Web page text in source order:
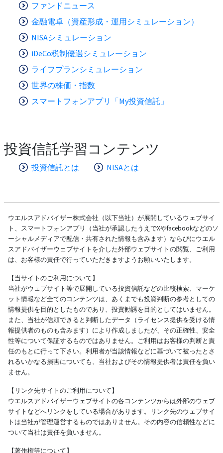
ファンドニュース
金融電卓（資産形成・運用シミュレーション）
NISAシミュレーション
iDeCo税制優遇シミュレーション
ライフプランシミュレーション
世界の株価・指数
スマートフォンアプリ「My投資信託」
投資信託学習コンテンツ
投資信託とは NISAとは
ウエルスアドバイザー株式会社（以下当社）が展開しているウェブサイ
ト、スマートフォンアプリ（当社が承認したうえでXやfacebookなどのソ
ーシャルメディアで配信・共有された情報も含みます）ならびにウエル
スアドバイザーウェブサイトを介した外部ウェブサイトの閲覧、ご利用
は、お客様の責任で行っていただきますようお願いいたします。
【当サイトのご利用について】
当社がウェブサイト等で展開している投資信託などの比較検索、マーケ
ット情報など全てのコンテンツは、あくまでも投資判断の参考としての
情報提供を目的としたものであり、投資勧誘を目的としてはいません。
また、当社が信頼できると判断したデータ（ライセンス提供を受ける情
報提供者のものも含みます）により作成しましたが、その正確性、安全
性等について保証するものではありません。ご利用はお客様の判断と責
任のもとに行って下さい。利用者が当該情報などに基づいて被ったとさ
れるいかなる損害についても、当社およびその情報提供者は責任を負い
ません。
【リンク先サイトのご利用について】
ウエルスアドバイザーウェブサイトの各コンテンツからは外部のウェブ
サイトなどへリンクをしている場合があります。リンク先のウェブサイ
トは当社が管理運営するものではありません。その内容の信頼性などに
ついて当社は責任を負いません。
【著作権等について】